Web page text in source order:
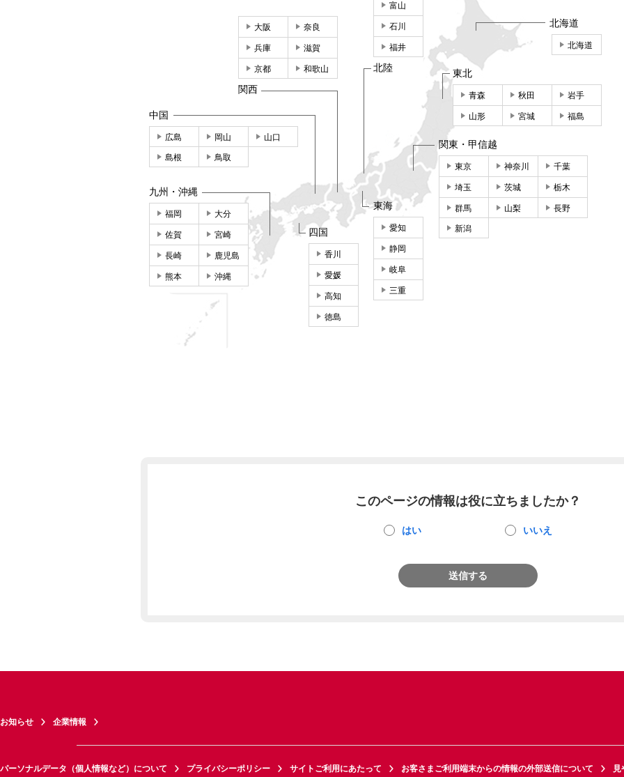
北海道
北海道
東北
青森 秋田 岩手
山形 宮城 福島
関東・甲信越
東京 神奈川 千葉
埼玉 茨城 栃木
群馬 山梨 長野
新潟
東海
愛知
静岡
岐阜
三重
富山
石川
福井
北陸
大阪 奈良
兵庫 滋賀
京都 和歌山
関西
中国
広島 岡山 山口
島根 鳥取
四国
香川
愛媛
高知
徳島
九州・沖縄
福岡 大分
佐賀 宮崎
長崎 鹿児島
熊本 沖縄
このページの情報は役に立ちましたか？
はい いいえ
送信する
お知らせ 企業情報
パーソナルデータ（個人情報など）について プライバシーポリシー サイトご利用にあたって お客さまご利用端末からの情報の外部送信について 見